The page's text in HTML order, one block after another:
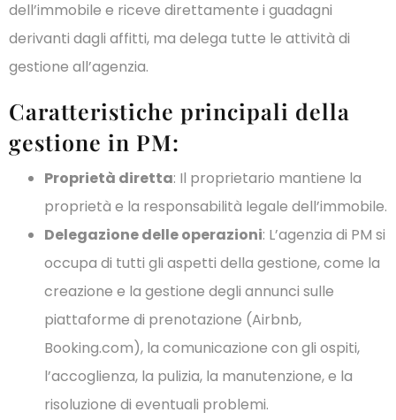
dell’immobile e riceve direttamente i guadagni
derivanti dagli affitti, ma delega tutte le attività di
gestione all’agenzia.
Caratteristiche principali della
gestione in PM:
Proprietà diretta: Il proprietario mantiene la
proprietà e la responsabilità legale dell’immobile.
Delegazione delle operazioni: L’agenzia di PM si
occupa di tutti gli aspetti della gestione, come la
creazione e la gestione degli annunci sulle
piattaforme di prenotazione (Airbnb,
Booking.com), la comunicazione con gli ospiti,
l’accoglienza, la pulizia, la manutenzione, e la
risoluzione di eventuali problemi.